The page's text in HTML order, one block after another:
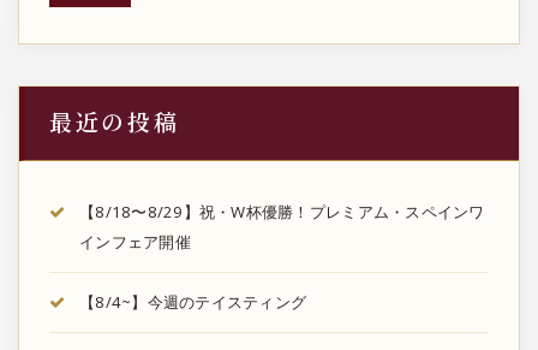
送
り
最近の投稿
【8/18〜8/29】祝・W杯優勝！プレミアム・スペインワ
インフェア開催
【8/4~】今週のテイスティング